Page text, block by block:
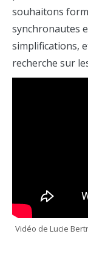
souhaitons
synchronautes
simplifications,
recherche sur
Vidéo de Lucie